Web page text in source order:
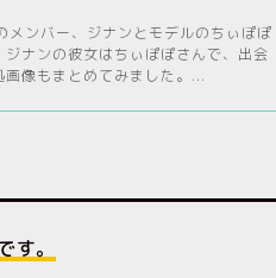
メンバー、ジナンとモデルのちぃぽぽ
ナンの彼女はちぃぽぽさんで、出会
像もまとめてみました。...
。